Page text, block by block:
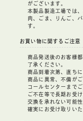
がございます。
本製品製造工場では
肉、ごま、りんご、
す。
お買い物に関するご注意
商品発送後のお客様
了承ください。
商品到着次第、直ち
商品に異常、不備が
コールセンターまで
ご不在等で長期お受
交換を承れない可能性
確実にお受け取りい